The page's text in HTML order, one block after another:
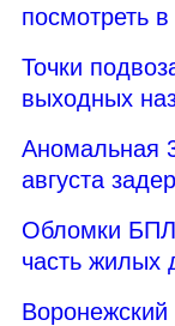
посмотреть
Точки
выходных
Аномальная
августа
Обломки
часть жилых